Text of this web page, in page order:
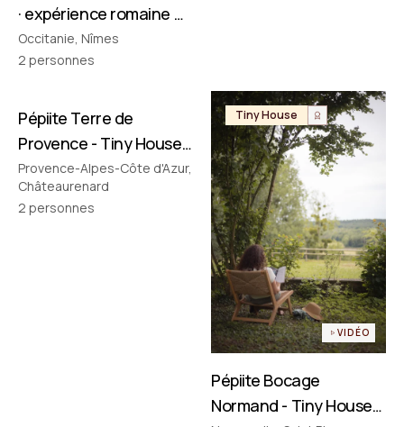
· expérience romaine &
cinéma privé
Occitanie, Nîmes
2 personnes
Tiny House
Pépiite Terre de
Provence - Tiny House
avec Jacuzzi en
Provence
Provence-Alpes-Côte d'Azur,
Châteaurenard
2 personnes
Tiny House
VIDÉO
Pépiite Bocage
Normand - Tiny House